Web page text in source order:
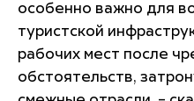
особенно важно для
туристской
рабочих мест после
обстоятельств,